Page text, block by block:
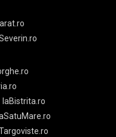
laBistrita.ro